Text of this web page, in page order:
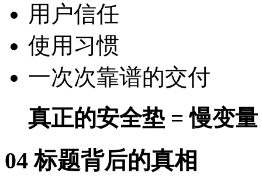
用户信任
使用习惯
一次次靠谱的交付
真正的安全垫 = 慢变量
04 标题背后的真相